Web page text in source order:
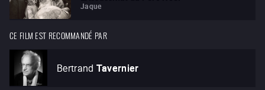
Jaque
CE FILM EST RECOMMANDÉ PAR
Bertrand Tavernier